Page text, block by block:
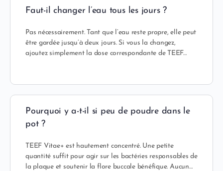
Faut-il changer l’eau tous les jours ?
Pas nécessairement. Tant que l’eau reste propre, elle peut
être gardée jusqu’à deux jours. Si vous la changez,
ajoutez simplement la dose correspondante de TEEF…
Pourquoi y a-t-il si peu de poudre dans le
pot ?
TEEF Vitae+ est hautement concentré. Une petite
quantité suffit pour agir sur les bactéries responsables de
la plaque et soutenir la flore buccale bénéfique. Aucun…